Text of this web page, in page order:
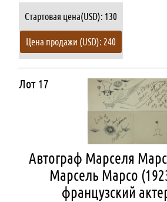
Стартовая цена(USD): 130
Цена продажи (USD): 240
Лот 17
Автограф Марселя
Марсель Марсо
французский